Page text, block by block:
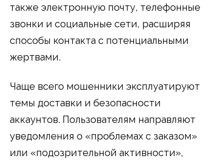
также электронную почту, телефонные
звонки и социальные сети, расширяя
способы контакта с потенциальными
жертвами.
Чаще всего мошенники эксплуатируют
темы доставки и безопасности
аккаунтов. Пользователям направляют
уведомления о «проблемах с заказом»
или «подозрительной активности»,